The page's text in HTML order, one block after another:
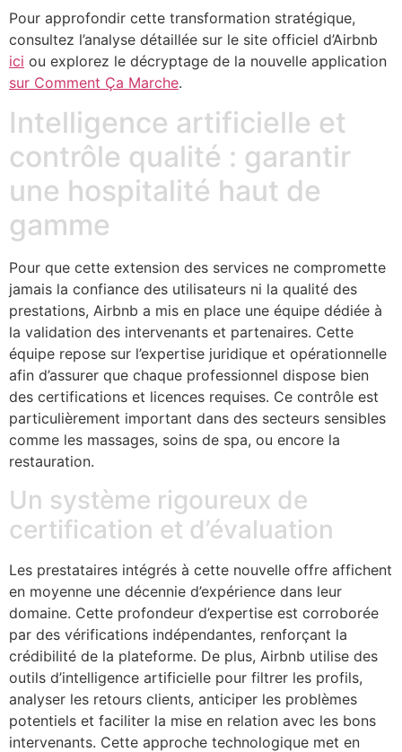
Pour approfondir cette transformation stratégique,
consultez l’analyse détaillée sur le site officiel d’Airbnb
ici ou explorez le décryptage de la nouvelle application
sur Comment Ça Marche.
Intelligence artificielle et
contrôle qualité : garantir
une hospitalité haut de
gamme
Pour que cette extension des services ne compromette
jamais la confiance des utilisateurs ni la qualité des
prestations, Airbnb a mis en place une équipe dédiée à
la validation des intervenants et partenaires. Cette
équipe repose sur l’expertise juridique et opérationnelle
afin d’assurer que chaque professionnel dispose bien
des certifications et licences requises. Ce contrôle est
particulièrement important dans des secteurs sensibles
comme les massages, soins de spa, ou encore la
restauration.
Un système rigoureux de
certification et d’évaluation
Les prestataires intégrés à cette nouvelle offre affichent
en moyenne une décennie d’expérience dans leur
domaine. Cette profondeur d’expertise est corroborée
par des vérifications indépendantes, renforçant la
crédibilité de la plateforme. De plus, Airbnb utilise des
outils d’intelligence artificielle pour filtrer les profils,
analyser les retours clients, anticiper les problèmes
potentiels et faciliter la mise en relation avec les bons
intervenants. Cette approche technologique met en